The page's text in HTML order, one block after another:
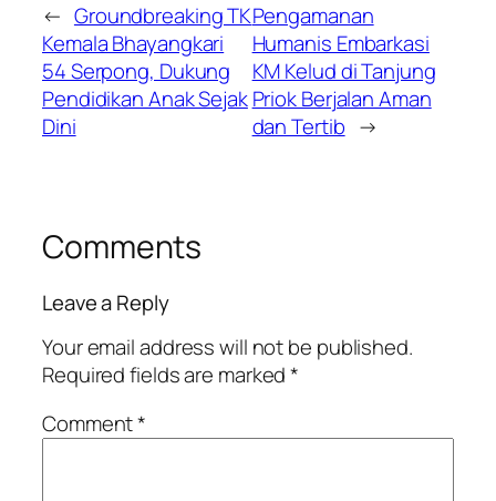
← Groundbreaking TK
Kemala Bhayangkari
54 Serpong, Dukung
Pendidikan Anak Sejak
Dini
Pengamanan
Humanis Embarkasi
KM Kelud di Tanjung
Priok Berjalan Aman
dan Tertib →
Comments
Leave a Reply
Your email address will not be published.
Required fields are marked*
Comment*